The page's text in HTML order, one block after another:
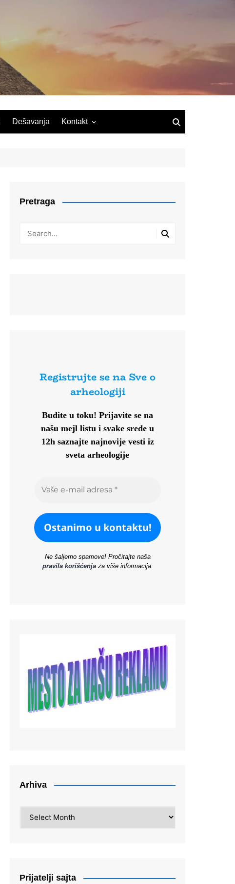
Dešavanja Kontakt
Pretraga
Registrujte se na Sve o
arheologiji
Budite u toku! Prijavite se na
našu mejl listu i svake srede u
12h saznajte najnovije vesti iz
sveta arheologije
Ne šaljemo spamove! Pročitajte naša
pravila korišćenjaza više informacija.
Arhiva
Prijatelji sajta